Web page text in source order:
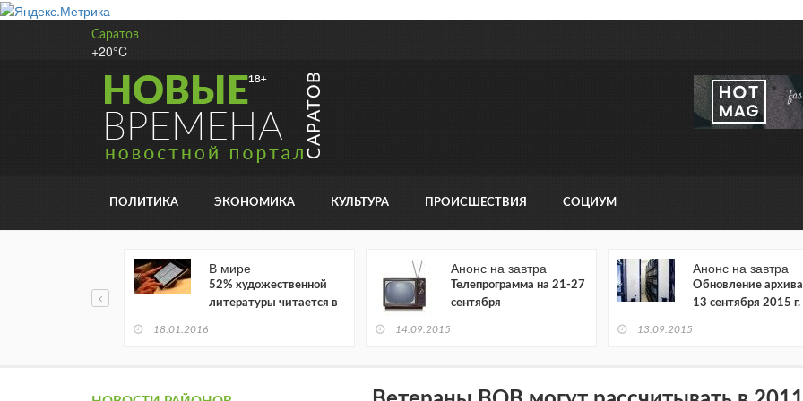
Саратов
+20°C
ПОЛИТИКА ЭКОНОМИКА КУЛЬТУРА ПРОИСШЕСТВИЯ СОЦИУМ
В мире
52% художественной
литературы читается в
18.01.2016
Анонс на завтра
Телепрограмма на 21-27
сентября
14.09.2015
Анонс на завтра
Обновление архива
13 сентября 2015 г.
13.09.2015